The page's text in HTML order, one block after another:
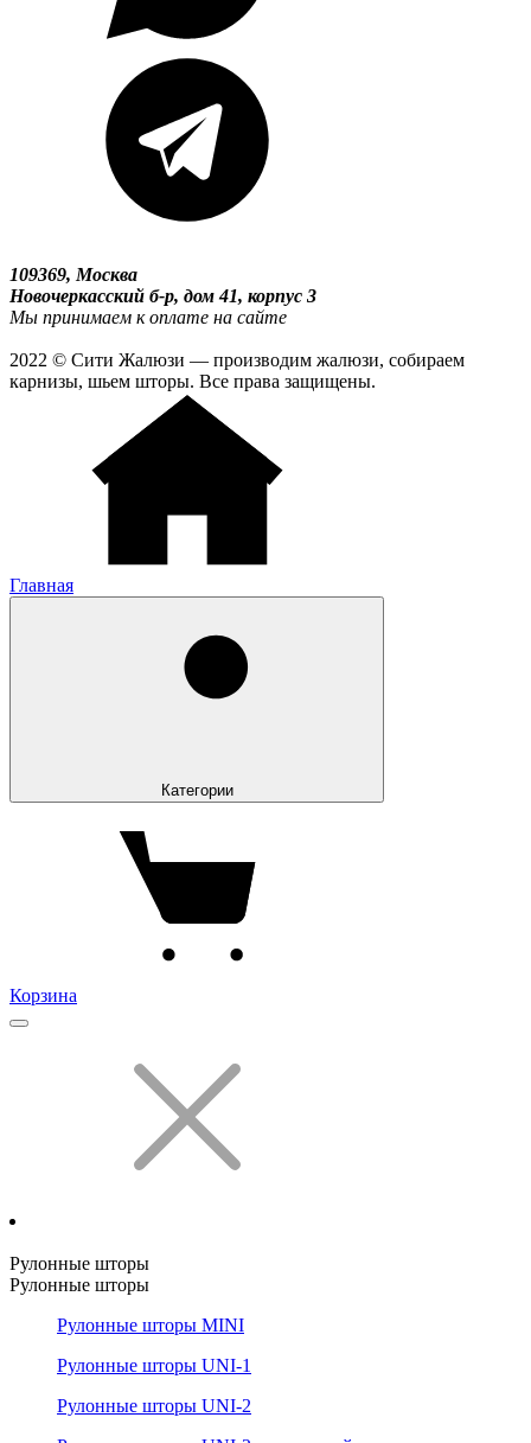
109369, Москва
Новочеркасский б-р, дом 41, корпус 3
Мы принимаем к оплате на сайте
2022 © Сити Жалюзи — производим жалюзи, собираем
карнизы, шьем шторы. Все права защищены.
Главная
Категории
Корзина
Рулонные шторы
Рулонные шторы
Рулонные шторы MINI
Рулонные шторы UNI-1
Рулонные шторы UNI-2